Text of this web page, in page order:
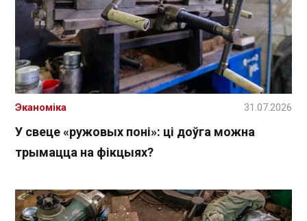
У свеце «ружовых поні»: ці доўга можна
трымацца на фікцыях?
Эканоміка 31.07.2026